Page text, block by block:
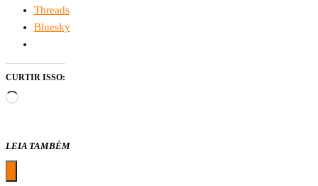
Threads
Bluesky
CURTIR ISSO:
Carregando...
LEIA TAMBÉM